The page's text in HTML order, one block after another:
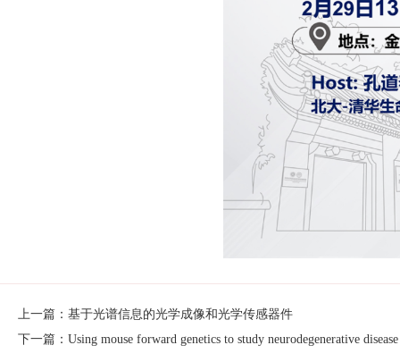
上一篇：基于光谱信息的光学成像和光学传感器件
下一篇：Using mouse forward genetics to study neurodegenerative disease